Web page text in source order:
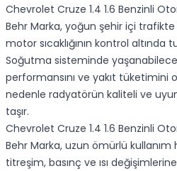
Chevrolet Cruze 1.4 1.6 Benzinli
Behr Marka, yoğun şehir içi trafikte
motor sıcaklığının kontrol altında
Soğutma sisteminde
performansını ve yakıt tüketimini
nedenle radyatörün kaliteli ve
taşır.
Chevrolet Cruze 1.4 1.6 Benzinli
Behr Marka, uzun ömürlü
titreşim, basınç ve ısı değişimlerine